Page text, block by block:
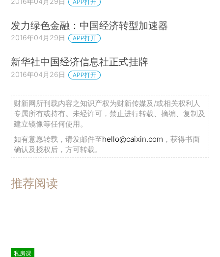
APP打开
发力绿色金融：中国经济转型加速器
2016年04月29日 APP打开
新华社中国经济信息社正式挂牌
2016年04月26日 APP打开
财新网所刊载内容之知识产权为财新传媒及/或相关权利人
专属所有或持有。未经许可，禁止进行转载、摘编、复制及
建立镜像等任何使用。
如有意愿转载，请发邮件至hello@caixin.com ，获得书面
确认及授权后，方可转载。
推荐阅读
私房课